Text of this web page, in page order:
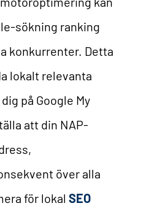
sökning ranking
konkurrenter. Detta
lokalt relevanta
på Google My
att din NAP-
över alla
för lokalSEO